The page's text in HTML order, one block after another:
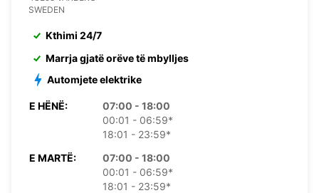
SWEDEN
Kthimi 24/7
Marrja gjatë orëve të mbylljes
Automjete elektrike
E HËNË:
07:00 - 18:00
00:01 - 06:59*
18:01 - 23:59*
E MARTË:
07:00 - 18:00
00:01 - 06:59*
18:01 - 23:59*